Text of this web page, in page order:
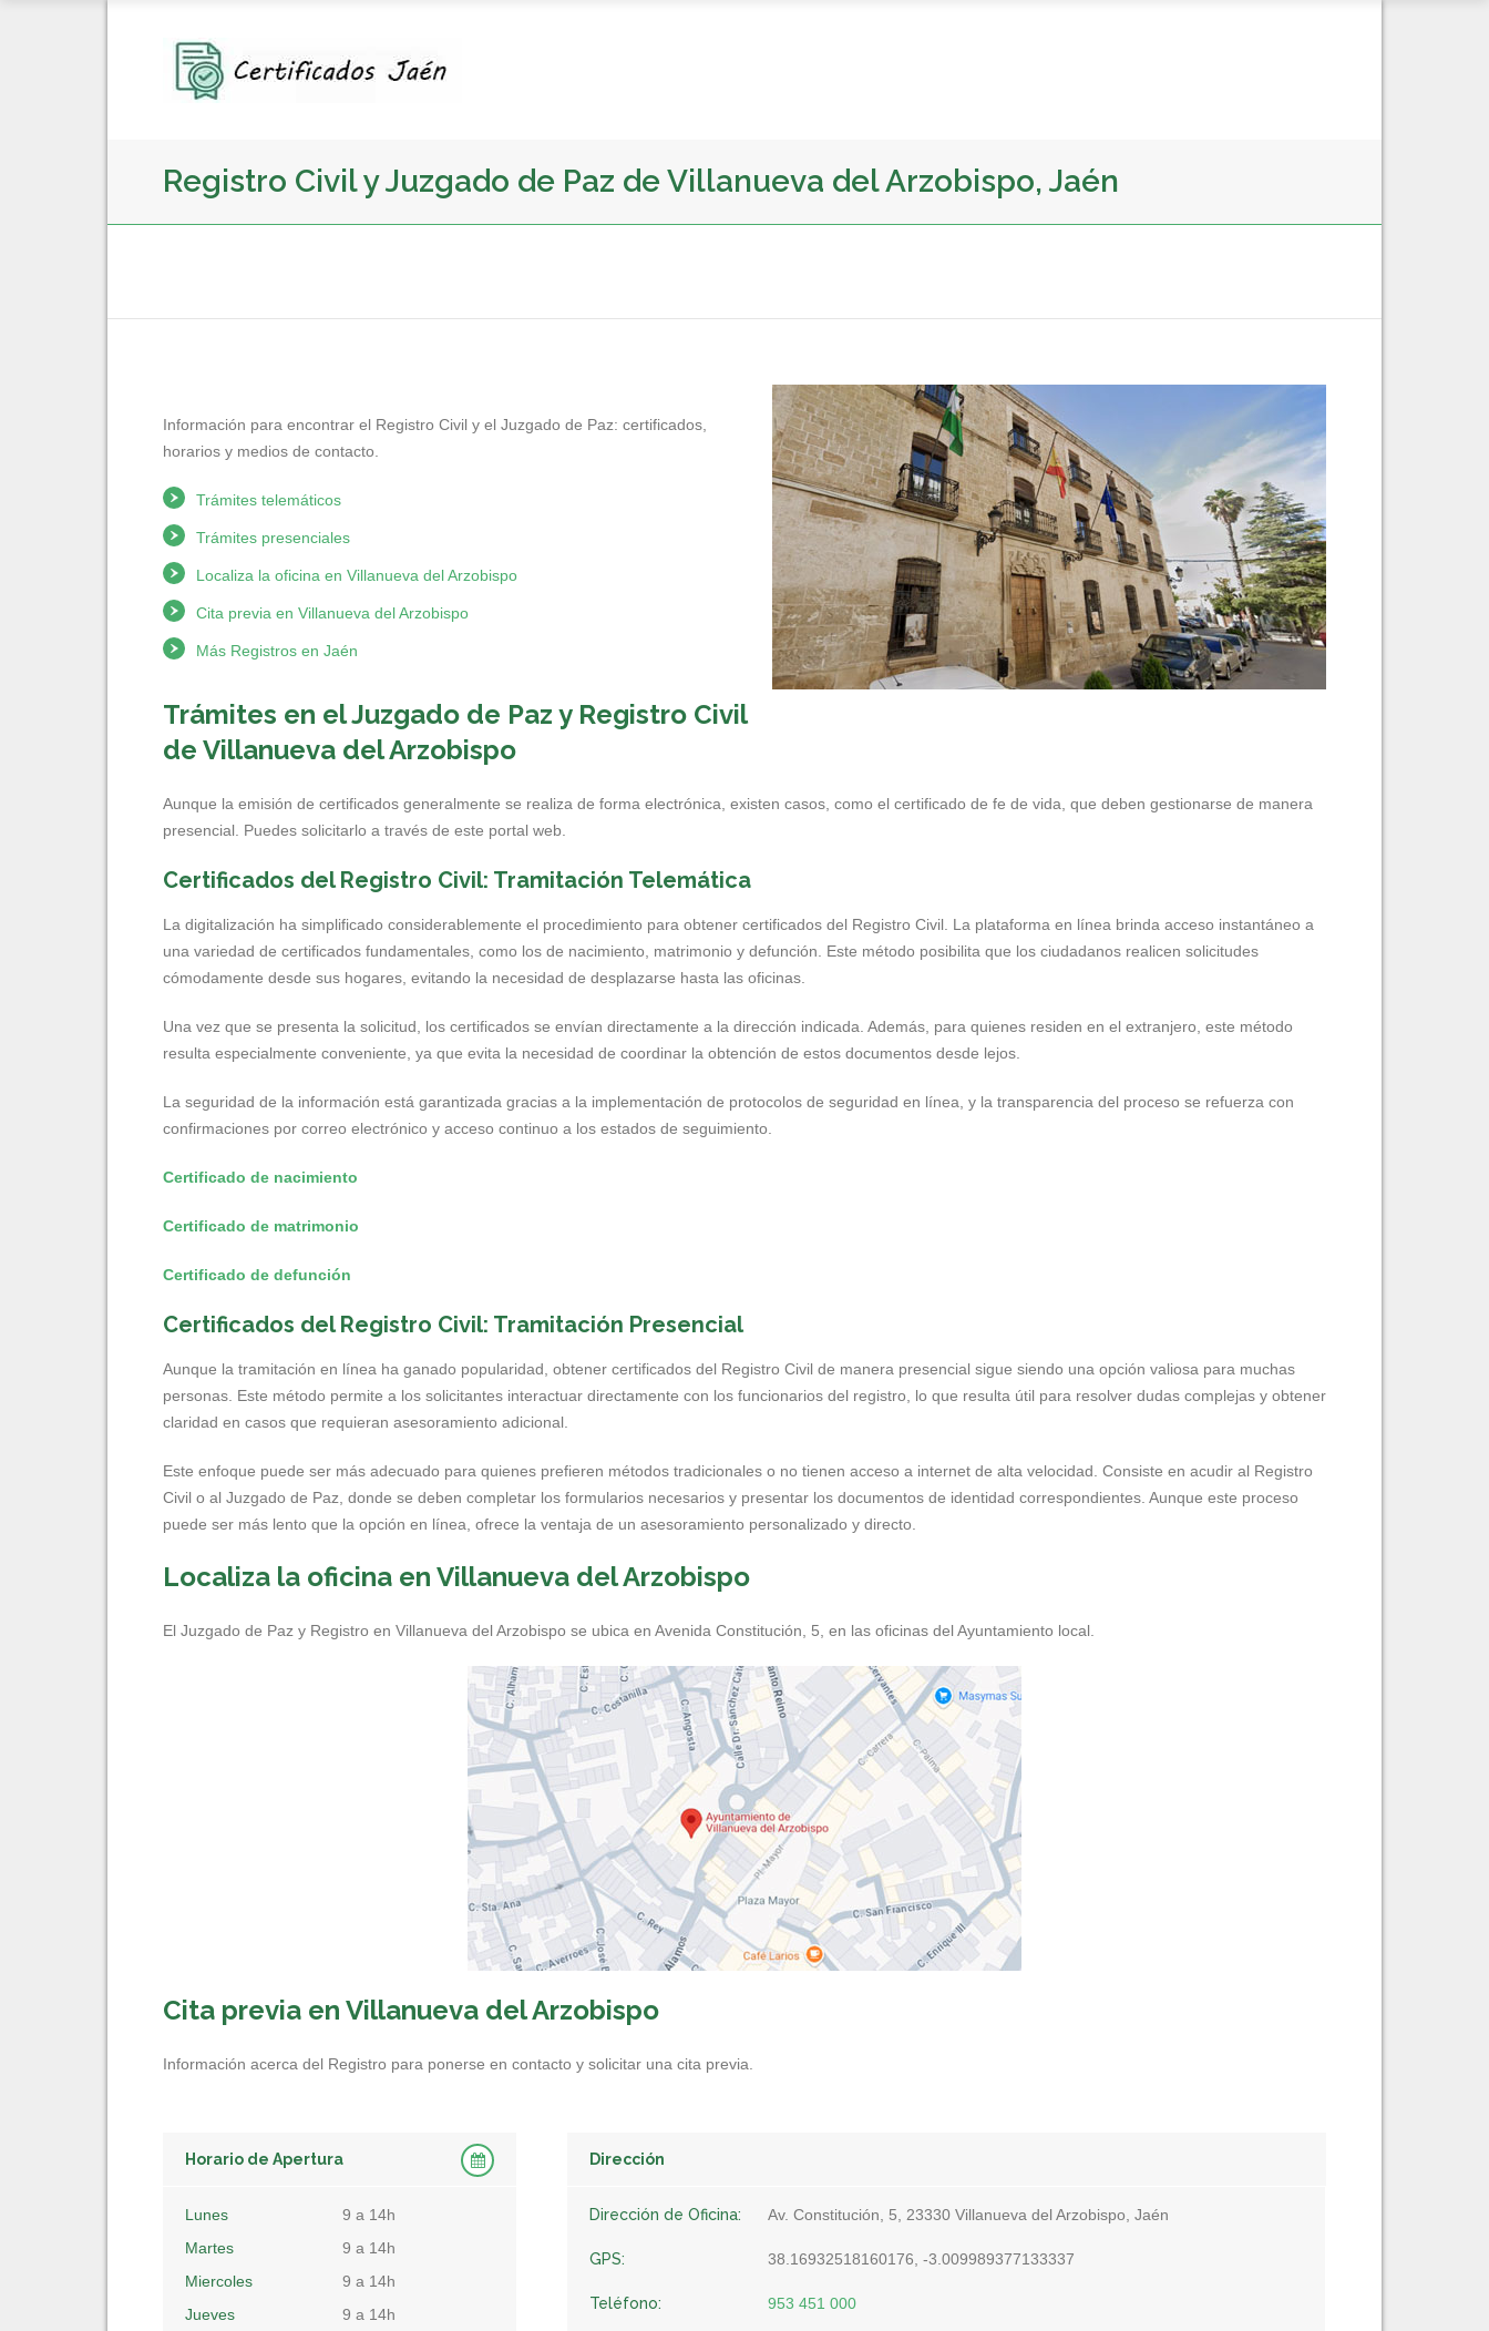
Registro Civil y Juzgado de Paz de Villanueva del Arzobispo, Jaén
Información para encontrar el Registro Civil y el Juzgado de Paz: certificados,
horarios y medios de contacto.
Trámites telemáticos
Trámites presenciales
Localiza la oficina en Villanueva del Arzobispo
Cita previa en Villanueva del Arzobispo
Más Registros en Jaén
Trámites en el Juzgado de Paz y Registro Civil
de Villanueva del Arzobispo
Aunque la emisión de certificados generalmente se realiza de forma electrónica, existen casos, como el certificado de fe de vida, que deben gestionarse de manera
presencial. Puedes solicitarlo a través de este portal web.
Certificados del Registro Civil: Tramitación Telemática
La digitalización ha simplificado considerablemente el procedimiento para obtener certificados del Registro Civil. La plataforma en línea brinda acceso instantáneo a
una variedad de certificados fundamentales, como los de nacimiento, matrimonio y defunción. Este método posibilita que los ciudadanos realicen solicitudes
cómodamente desde sus hogares, evitando la necesidad de desplazarse hasta las oficinas.
Una vez que se presenta la solicitud, los certificados se envían directamente a la dirección indicada. Además, para quienes residen en el extranjero, este método
resulta especialmente conveniente, ya que evita la necesidad de coordinar la obtención de estos documentos desde lejos.
La seguridad de la información está garantizada gracias a la implementación de protocolos de seguridad en línea, y la transparencia del proceso se refuerza con
confirmaciones por correo electrónico y acceso continuo a los estados de seguimiento.
Certificado de nacimiento
Certificado de matrimonio
Certificado de defunción
Certificados del Registro Civil: Tramitación Presencial
Aunque la tramitación en línea ha ganado popularidad, obtener certificados del Registro Civil de manera presencial sigue siendo una opción valiosa para muchas
personas. Este método permite a los solicitantes interactuar directamente con los funcionarios del registro, lo que resulta útil para resolver dudas complejas y obtener
claridad en casos que requieran asesoramiento adicional.
Este enfoque puede ser más adecuado para quienes prefieren métodos tradicionales o no tienen acceso a internet de alta velocidad. Consiste en acudir al Registro
Civil o al Juzgado de Paz, donde se deben completar los formularios necesarios y presentar los documentos de identidad correspondientes. Aunque este proceso
puede ser más lento que la opción en línea, ofrece la ventaja de un asesoramiento personalizado y directo.
Localiza la oficina en Villanueva del Arzobispo
El Juzgado de Paz y Registro en Villanueva del Arzobispo se ubica en Avenida Constitución, 5, en las oficinas del Ayuntamiento local.
Cita previa en Villanueva del Arzobispo
Información acerca del Registro para ponerse en contacto y solicitar una cita previa.
Horario de Apertura
Lunes
9 a 14h
Martes
9 a 14h
Miercoles
9 a 14h
Jueves
9 a 14h
Dirección
Dirección de Oficina: Av. Constitución, 5, 23330 Villanueva del Arzobispo, Jaén
GPS: 38.16932518160176, -3.009989377133337
Teléfono: 953 451 000